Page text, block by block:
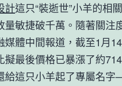
計這只“裝逝世”小羊的相
量敏捷破千萬。隨著關注
媒體中間報道，截至1月
擬最後價格已暴漲了約
給這只小羊起了專屬名